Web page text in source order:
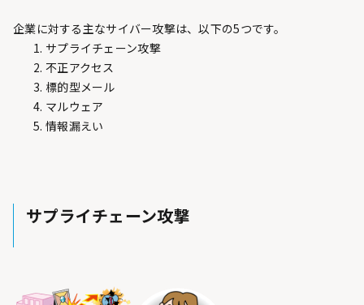
企業に対する主なサイバー攻撃は、以下の5つです。
サプライチェーン攻撃
不正アクセス
標的型メール
マルウェア
情報漏えい
サプライチェーン攻撃